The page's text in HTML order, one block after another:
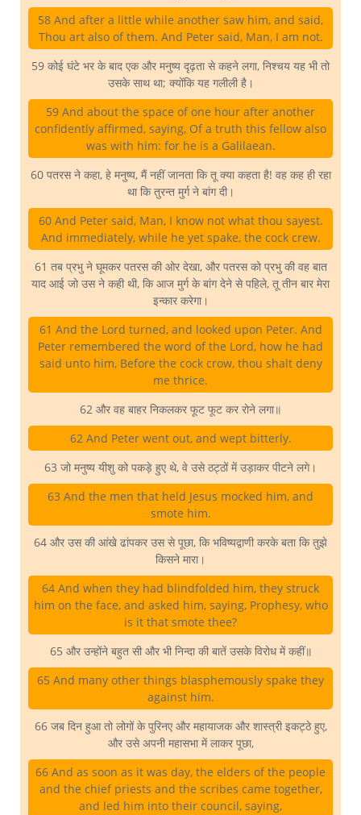
58 And after a little while another saw him, and said,
Thou art also of them. And Peter said, Man, I am not.
59 कोई घंटे भर के बाद एक और मनुष्य दृढ़ता से कहने लगा, निश्चय यह भी तो
उसके साथ था; क्योंकि यह गलीली है।
59 And about the space of one hour after another
confidently affirmed, saying, Of a truth this fellow also
was with him: for he is a Galilaean.
60 पतरस ने कहा, हे मनुष्य, मैं नहीं जानता कि तू क्या कहता है! वह कह ही रहा
था कि तुरन्त मुर्ग ने बांग दी।
60 And Peter said, Man, I know not what thou sayest.
And immediately, while he yet spake, the cock crew.
61 तब प्रभु ने घूमकर पतरस की ओर देखा, और पतरस को प्रभु की वह बात
याद आई जो उस ने कही थी, कि आज मुर्ग के बांग देने से पहिले, तू तीन बार मेरा
इन्कार करेगा।
61 And the Lord turned, and looked upon Peter. And
Peter remembered the word of the Lord, how he had
said unto him, Before the cock crow, thou shalt deny
me thrice.
62 और वह बाहर निकलकर फूट फूट कर रोने लगा॥
62 And Peter went out, and wept bitterly.
63 जो मनुष्य यीशु को पकड़े हुए थे, वे उसे ठट्ठों में उड़ाकर पीटने लगे।
63 And the men that held Jesus mocked him, and
smote him.
64 और उस की आंखे ढांपकर उस से पूछा, कि भविष्यद्वाणी करके बता कि तुझे
किसने मारा।
64 And when they had blindfolded him, they struck
him on the face, and asked him, saying, Prophesy, who
is it that smote thee?
65 और उन्होंने बहुत सी और भी निन्दा की बातें उसके विरोध में कहीं॥
65 And many other things blasphemously spake they
against him.
66 जब दिन हुआ तो लोगों के पुरिनए और महायाजक और शास्त्री इकट्ठे हुए,
और उसे अपनी महासभा में लाकर पूछा,
66 And as soon as it was day, the elders of the people
and the chief priests and the scribes came together,
and led him into their council, saying,